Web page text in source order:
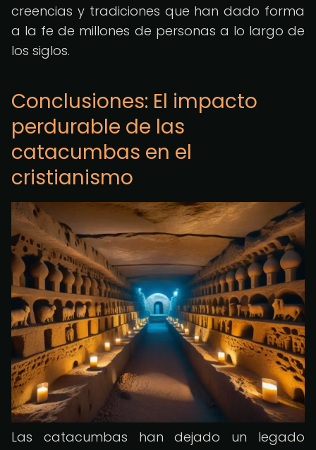
creencias y tradiciones que han dado forma
a la fe de millones de personas a lo largo de
los siglos.
Conclusiones: El impacto
perdurable de las
catacumbas en el
cristianismo
Las catacumbas han dejado un legado